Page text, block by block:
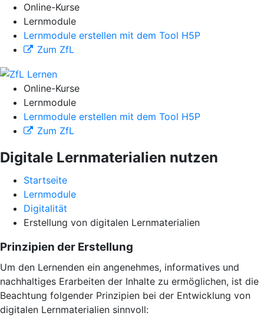
Online-Kurse
Lernmodule
Lernmodule erstellen mit dem Tool H5P
Zum ZfL
Online-Kurse
Lernmodule
Lernmodule erstellen mit dem Tool H5P
Zum ZfL
Digitale Lernmaterialien nutzen
Startseite
Lernmodule
Digitalität
Erstellung von digitalen Lernmaterialien
Prinzipien der Erstellung
Um den Lernenden ein angenehmes, informatives und
nachhaltiges Erarbeiten der Inhalte zu ermöglichen, ist die
Beachtung folgender Prinzipien bei der Entwicklung von
digitalen Lernmaterialien sinnvoll: